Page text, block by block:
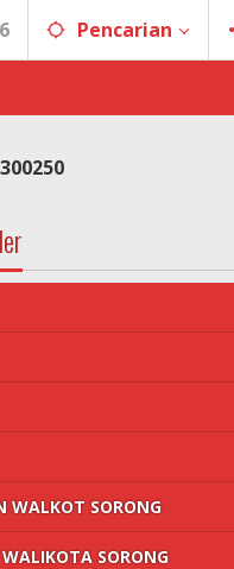
Pencarian
WALKOT SORONG
SORONG